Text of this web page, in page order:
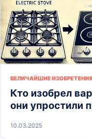
ВЕЛИЧАЙШИЕ ИЗОБРЕТЕНИЯ
Кто изобрел
они упростили
10.03.2025